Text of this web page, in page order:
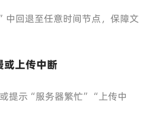
回退至任意时间节点，保障文
上传中断
提示“服务器繁忙”“上传中